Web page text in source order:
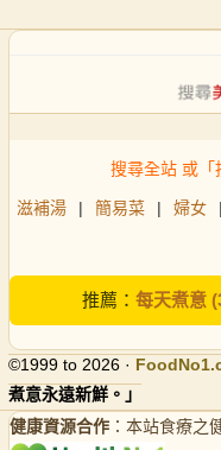
搜尋全站 或「
滋補湯 | 簡易菜 | 婦女 |
推薦： 每天煮意
©1999 to 2026 · FoodNo1
煮意永遠新鮮。」
健康資源合作 ：本站食療之